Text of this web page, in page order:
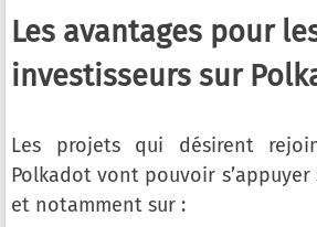
Les avantages pour
investisseurs sur
Les projets qui désirent
Polkadot vont pouvoir
et notamment sur :